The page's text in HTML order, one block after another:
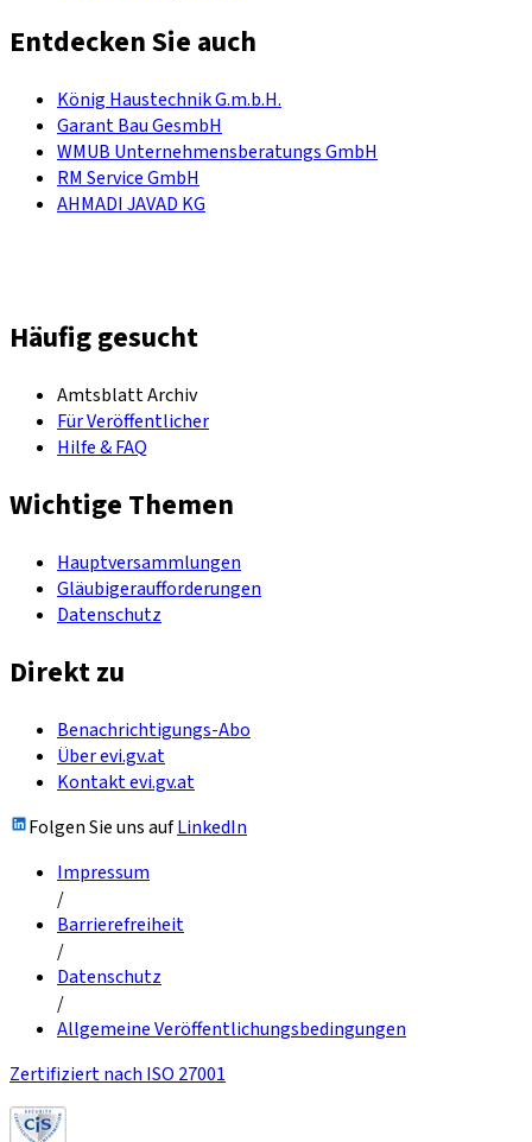
Entdecken Sie auch
König Haustechnik G.m.b.H.
Garant Bau GesmbH
WMUB Unternehmensberatungs GmbH
RM Service GmbH
AHMADI JAVAD KG
Häufig gesucht
Amtsblatt Archiv
Für Veröffentlicher
Hilfe & FAQ
Wichtige Themen
Hauptversammlungen
Gläubigeraufforderungen
Datenschutz
Direkt zu
Benachrichtigungs-Abo
Über evi.gv.at
Kontakt evi.gv.at
Folgen Sie uns aufLinkedIn
Impressum
/
Barrierefreiheit
/
Datenschutz
/
Allgemeine Veröffentlichungsbedingungen
Zertifiziert nach ISO 27001